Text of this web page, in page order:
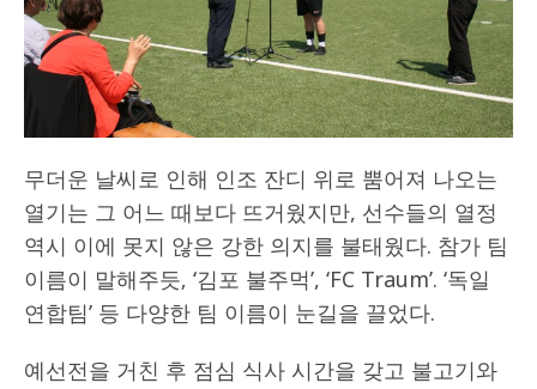
무더운 날씨로 인해 인조 잔디 위로 뿜어져 나오는
열기는 그 어느 때보다 뜨거웠지만, 선수들의 열정
역시 이에 못지 않은 강한 의지를 불태웠다. 참가 팀
이름이 말해주듯‚ ‘김포 불주먹’, ‘FC Traum’. ‘독일
연합팀’ 등 다양한 팀 이름이 눈길을 끌었다.
예선전을 거친 후 점심 식사 시간을 갖고 불고기와